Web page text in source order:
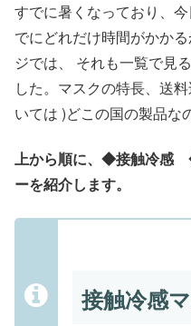
すでに暑くなっており、
でにどれだけ時間がかか
ジでは、 それも一覧で見
した。マスクの特長、送
いては )どこの国の製品な
上から順に、◆接触冷
ーを紹介します。
接触冷感